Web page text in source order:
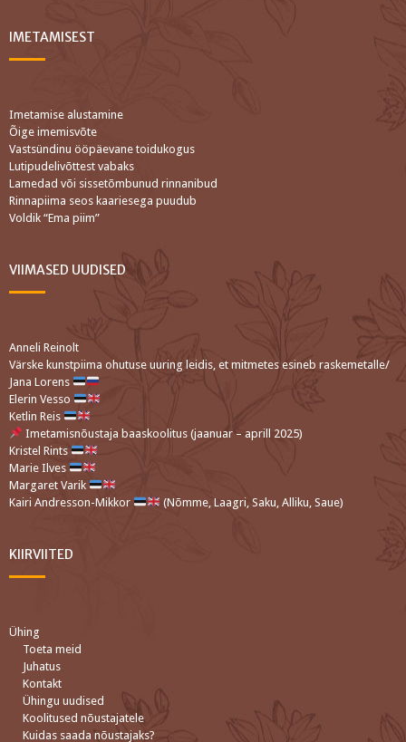
IMETAMISEST
Imetamise alustamine
Õige imemisvõte
Vastsündinu ööpäevane toidukogus
Lutipudelivõttest vabaks
Lamedad või sissetõmbunud rinnanibud
Rinnapiima seos kaariesega puudub
Voldik “Ema piim”
VIIMASED UUDISED
Anneli Reinolt
Värske kunstpiima ohutuse uuring leidis, et mitmetes esineb raskemetalle/
Jana Lorens
Elerin Vesso
Ketlin Reis
Imetamisnõustaja baaskoolitus (jaanuar – aprill 2025)
Kristel Rints
Marie Ilves
Margaret Varik
Kairi Andresson-Mikkor
(Nõmme, Laagri, Saku, Alliku, Saue)
KIIRVIITED
Ühing
Toeta meid
Juhatus
Kontakt
Ühingu uudised
Koolitused nõustajatele
Kuidas saada nõustajaks?